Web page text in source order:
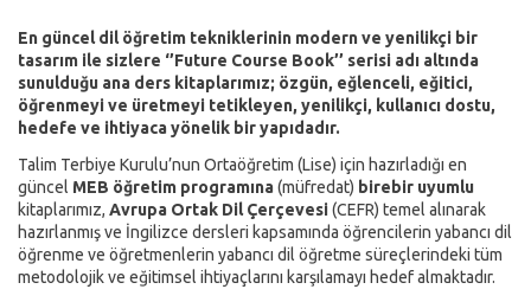
En güncel dil öğretim tekniklerinin modern ve yenilikçi bir
tasarım ile sizlere ‘’Future Course Book’’ serisi adı altında
sunulduğu ana ders kitaplarımız; özgün, eğlenceli, eğitici,
öğrenmeyi ve üretmeyi tetikleyen, yenilikçi, kullanıcı dostu,
hedefe ve ihtiyaca yönelik bir yapıdadır.
Talim Terbiye Kurulu’nun Ortaöğretim (Lise) için hazırladığı en
güncel MEB öğretim programına(müfredat) birebir uyumlu
kitaplarımız, Avrupa Ortak Dil Çerçevesi(CEFR) temel alınarak
hazırlanmış ve İngilizce dersleri kapsamında öğrencilerin yabancı dil
öğrenme ve öğretmenlerin yabancı dil öğretme süreçlerindeki tüm
metodolojik ve eğitimsel ihtiyaçlarını karşılamayı hedef almaktadır.